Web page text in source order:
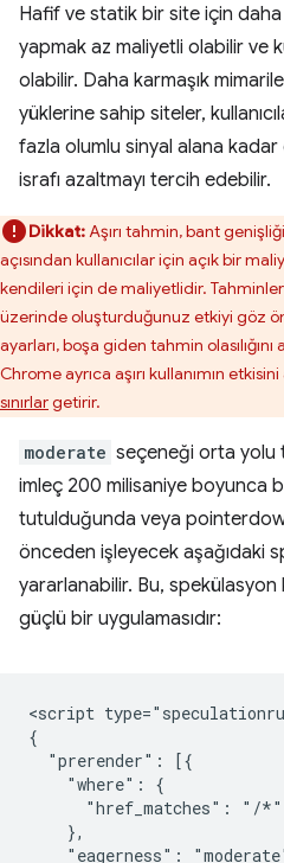
Hafif ve statik bir site için
yapmak az maliyetli olabilir ve
olabilir. Daha karmaşık
yüklerine sahip siteler,
fazla olumlu sinyal alana
israfı azaltmayı tercih edebilir.
Dikkat:Aşırı tahmin, bant
açısından kullanıcılar için açık bir
kendileri için de maliyetlidir. Tahminleri
üzerinde oluşturduğunuz etkiyi göz
ayarları, boşa giden tahmin
Chrome ayrıca aşırı kullanımın
sınırlargetirir.
moderate seçeneği orta yolu
imleç 200 milisaniye boyunca
tutulduğunda veya
önceden işleyecek aşağıdaki
yararlanabilir. Bu, spekülasyon
güçlü bir uygulamasıdır:
<script
{
  "prerender": [{
    "where": {
      "href_matches": "/*"
    },
"eagerness":